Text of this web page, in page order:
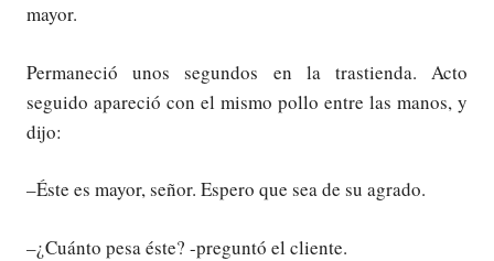
mayor.
Permaneció unos segundos en la trastienda. Acto
seguido apareció con el mismo pollo entre las manos, y
dijo:
–Éste es mayor, señor. Espero que sea de su agrado.
–¿Cuánto pesa éste? -preguntó el cliente.